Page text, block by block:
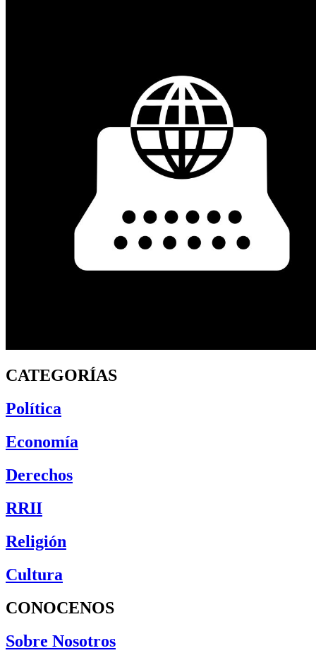
CATEGORÍAS
Política
Economía
Derechos
RRII
Religión
Cultura
CONOCENOS
Sobre Nosotros